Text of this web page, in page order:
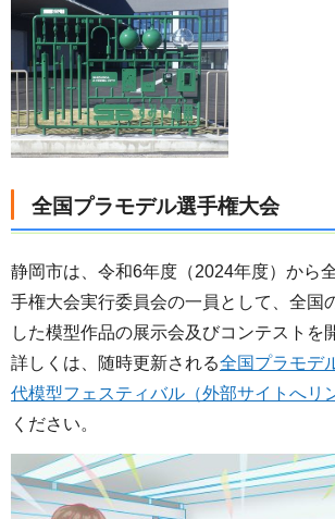
全国プラモデル選手権大会
静岡市は、令和6年度（2024年度）から
手権大会実行委員会の一員として、全国
した模型作品の展示会及びコンテストを
詳しくは、随時更新される全国プラモデ
代模型フェスティバル （外部サイトへリ
ください。